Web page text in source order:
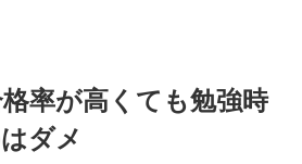
率が高くても勉強時
ダメ